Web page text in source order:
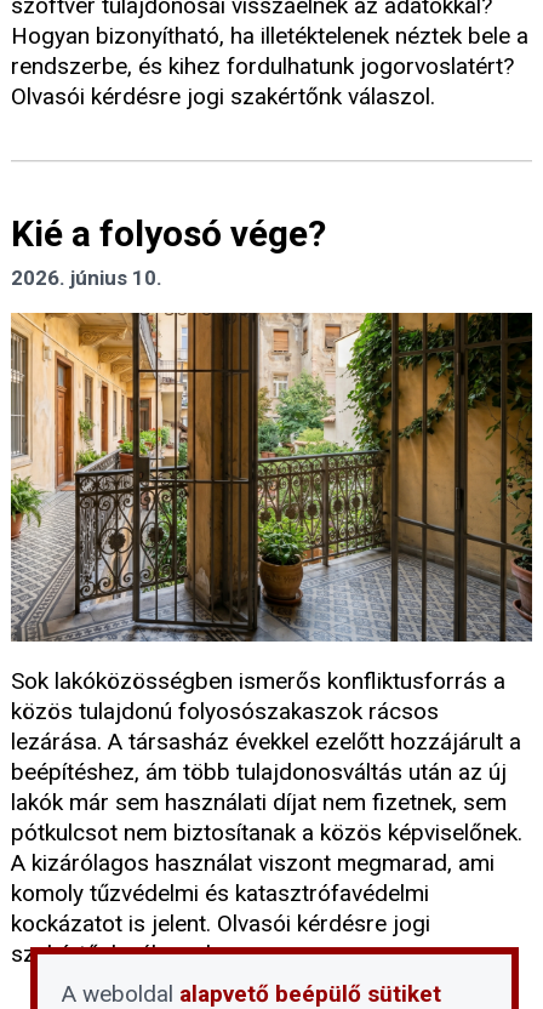
Hogyan bizonyítható, ha illetéktelenek néztek bele a
rendszerbe, és kihez fordulhatunk jogorvoslatért?
Olvasói kérdésre jogi szakértőnk válaszol.
Kié a folyosó vége?
2026. június 10.
Sok lakóközösségben ismerős konfliktusforrás a
közös tulajdonú folyosószakaszok rácsos
lezárása. A társasház évekkel ezelőtt hozzájárult a
beépítéshez, ám több tulajdonosváltás után az új
lakók már sem használati díjat nem fizetnek, sem
pótkulcsot nem biztosítanak a közös képviselőnek.
A kizárólagos használat viszont megmarad, ami
komoly tűzvédelmi és katasztrófavédelmi
kockázatot is jelent. Olvasói kérdésre jogi
szakértőnk válaszol.
A weboldal alapvető beépülő sütiket